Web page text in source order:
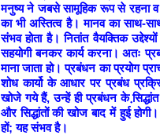
मनुष्य ने जबसे सामूहिक रूप से रहना व
का भी अस्तित्व है। मानव का साथ-
संभव होता है। नितांत वैयक्तिक
सहयोगी बनकर कार्य करना। अतः
माना जाता हो। प्रबंधन का प्रयोग
शोध कार्यो के आधार पर प्रबंध
खोजे गये हैं, उन्हें ही प्रबंधन के
और सिद्धांतों की खोज बाद में हुई
हों; यह संभव है।